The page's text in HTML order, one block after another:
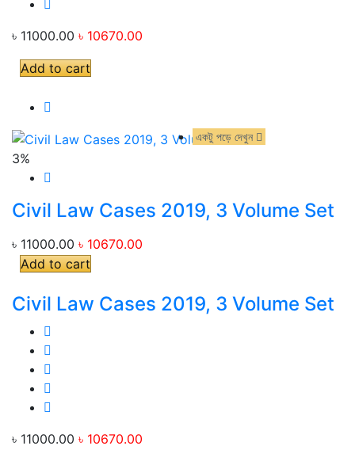
৳ 11000.00 ৳ 10670.00
Add to cart
3%
একটু পড়ে দেখুন
Civil Law Cases 2019, 3 Volume Set
৳ 11000.00 ৳ 10670.00
Add to cart
Civil Law Cases 2019, 3 Volume Set
৳ 11000.00 ৳ 10670.00
একটু পড়ে দেখুন